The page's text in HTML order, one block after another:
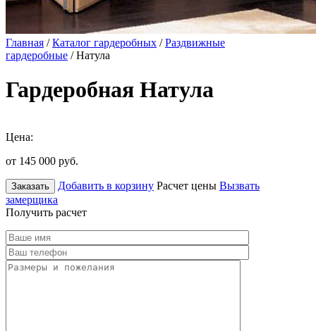
Главная /Каталог гардеробных /Раздвижные
гардеробные / Натула
Гардеробная Натула
Цена:
от 145 000 руб.
Заказать Добавить в корзину Расчет цены Вызвать
замерщика
Получить расчет